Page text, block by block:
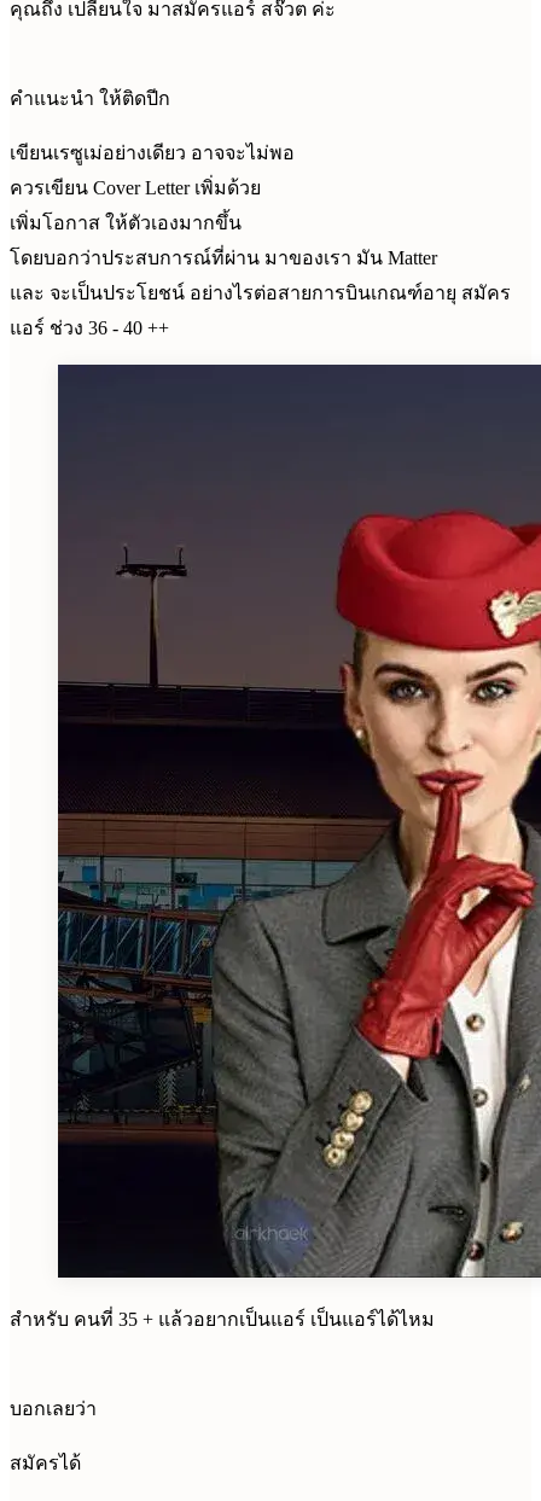
คุณถึง เปลี่ยนใจ มาสมัครแอร์ สจ๊วต ค่ะ
คำแนะนำ ให้ติดปีก
เขียนเรซูเม่อย่างเดียว อาจจะไม่พอ
ควรเขียน Cover Letter เพิ่มด้วย
เพิ่มโอกาส ให้ตัวเองมากขึ้น
โดยบอกว่าประสบการณ์ที่ผ่าน มาของเรา มัน Matter
และ จะเป็นประโยชน์ อย่างไรต่อสายการบินเกณฑ์อายุ สมัคร
แอร์ ช่วง 36 - 40 ++
สำหรับ คนที่ 35 + แล้วอยากเป็นแอร์ เป็นแอร์ได้ไหม
บอกเลยว่า
สมัครได้